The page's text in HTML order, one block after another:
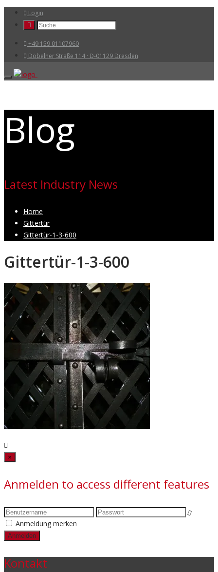
Login
+49 159 01107960
Döbelner Straße 114 · D-01129 Dresden
Blog
Latest Industry News
Home
Gittertür
Gittertür-1-3-600
Gittertür-1-3-600
×
Anmelden to access different features
Anmeldung merken
Kontakt